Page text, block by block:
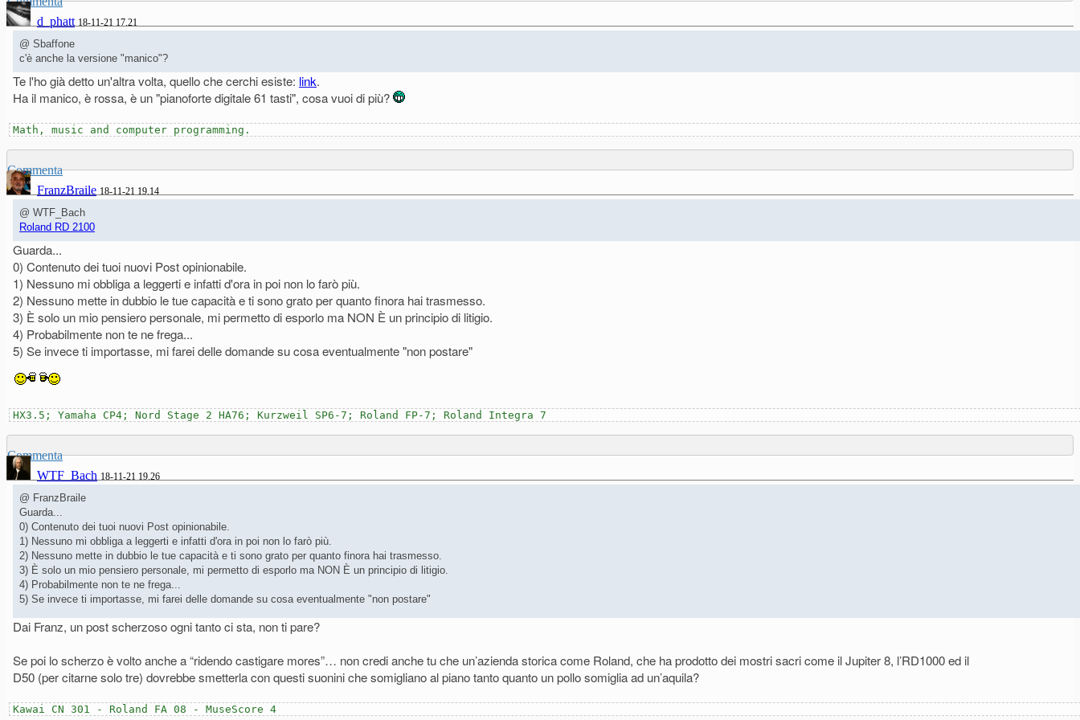
d_phatt 18-11-21 17.21
@ Sbaffone
c'è anche la versione "manico"?
Te l'ho già detto un'altra volta, quello che cerchi esiste: link.
Ha il manico, è rossa, è un "pianoforte digitale 61 tasti", cosa vuoi di più?
Math, music and computer programming.
Commenta
FranzBraile 18-11-21 19.14
@ WTF_Bach
Roland RD 2100
Guarda...
0) Contenuto dei tuoi nuovi Post opinionabile.
1) Nessuno mi obbliga a leggerti e infatti d'ora in poi non lo farò più.
2) Nessuno mette in dubbio le tue capacità e ti sono grato per quanto finora hai trasmesso.
3) È solo un mio pensiero personale, mi permetto di esporlo ma NON È un principio di litigio.
4) Probabilmente non te ne frega...
5) Se invece ti importasse, mi farei delle domande su cosa eventualmente "non postare"
HX3.5; Yamaha CP4; Nord Stage 2 HA76; Kurzweil SP6-7; Roland FP-7; Roland Integra 7
Commenta
WTF_Bach 18-11-21 19.26
@ FranzBraile
Guarda...
0) Contenuto dei tuoi nuovi Post opinionabile.
1) Nessuno mi obbliga a leggerti e infatti d'ora in poi non lo farò più.
2) Nessuno mette in dubbio le tue capacità e ti sono grato per quanto finora hai trasmesso.
3) È solo un mio pensiero personale, mi permetto di esporlo ma NON È un principio di litigio.
4) Probabilmente non te ne frega...
5) Se invece ti importasse, mi farei delle domande su cosa eventualmente "non postare"
Dai Franz, un post scherzoso ogni tanto ci sta, non ti pare?
Se poi lo scherzo è volto anche a “ridendo castigare mores”… non credi anche tu che un’azienda storica come Roland, che ha prodotto dei mostri sacri come il Jupiter 8, l’RD1000 ed il
D50 (per citarne solo tre) dovrebbe smetterla con questi suonini che somigliano al piano tanto quanto un pollo somiglia ad un’aquila?
Kawai CN 301 - Roland FA 08 - MuseScore 4